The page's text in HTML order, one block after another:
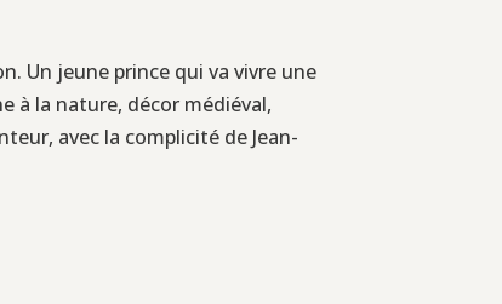
Un jeune prince qui va vivre une
à la nature, décor médiéval,
avec la complicité de Jean-